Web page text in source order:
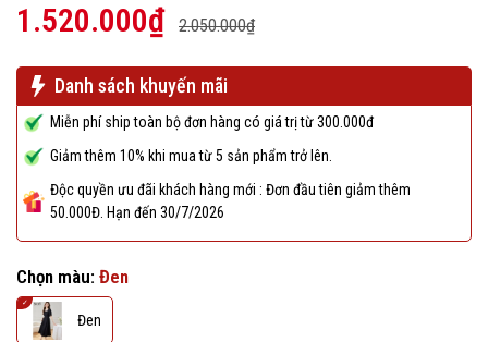
1.520.000₫ 2.050.000₫
Danh sách khuyến mãi
Miễn phí ship toàn bộ đơn hàng có giá trị từ 300.000đ
Giảm thêm 10% khi mua từ 5 sản phẩm trở lên.
Độc quyền ưu đãi khách hàng mới : Đơn đầu tiên giảm thêm
50.000Đ. Hạn đến 30/7/2026
Chọn màu: Đen
Đen